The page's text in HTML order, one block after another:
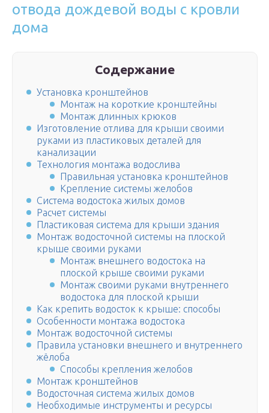
отвода дождевой воды с кровли
дома
Содержание
Установка кронштейнов
Монтаж на короткие кронштейны
Монтаж длинных крюков
Изготовление отлива для крыши своими
руками из пластиковых деталей для
канализации
Технология монтажа водослива
Правильная установка кронштейнов
Крепление системы желобов
Система водостока жилых домов
Расчет системы
Пластиковая система для крыши здания
Монтаж водосточной системы на плоской
крыше своими руками
Монтаж внешнего водостока на
плоской крыше своими руками
Монтаж своими руками внутреннего
водостока для плоской крыши
Как крепить водосток к крыше: способы
Особенности монтажа водостока
Монтаж водосточной системы
Правила установки внешнего и внутреннего
жёлоба
Способы крепления желобов
Монтаж кронштейнов
Водосточная система жилых домов
Необходимые инструменты и ресурсы